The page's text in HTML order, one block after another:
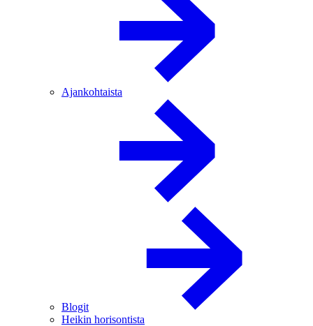
Ajankohtaista
Blogit
Heikin horisontista